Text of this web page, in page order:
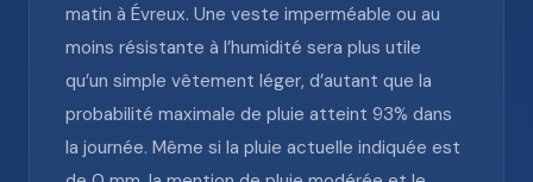
matin à Évreux. Une veste imperméable ou au
moins résistante à l’humidité sera plus utile
qu’un simple vêtement léger, d’autant que la
probabilité maximale de pluie atteint 93% dans
la journée. Même si la pluie actuelle indiquée est